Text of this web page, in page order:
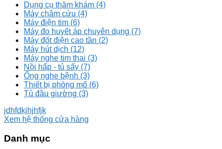
Dụng cụ thăm khám (4)
Máy châm cứu (4)
Máy điện tim (6)
Máy đo huyết áp chuyên dụng (7)
Máy đốt điện cao tần (2)
Máy hút dịch (12)
Máy nghe tim thai (3)
Nồi hấp - tủ sấy (7)
Ống nghe bệnh (3)
Thiết bị phòng mổ (6)
Tủ đầu giường (3)
jdhfdkjhjhfjk
Xem hệ thống cửa hàng
Danh mục